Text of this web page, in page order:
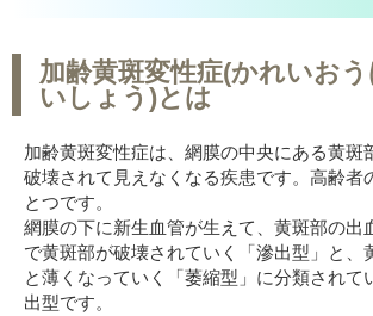
加齢黄斑変性症(かれいお
いしょう)とは
加齢黄斑変性症は、網膜の中央にある黄斑
破壊されて見えなくなる疾患です。高齢者
とつです。
網膜の下に新生血管が生えて、黄斑部の出
で黄斑部が破壊されていく「滲出型」と、
と薄くなっていく「萎縮型」に分類されて
出型です。